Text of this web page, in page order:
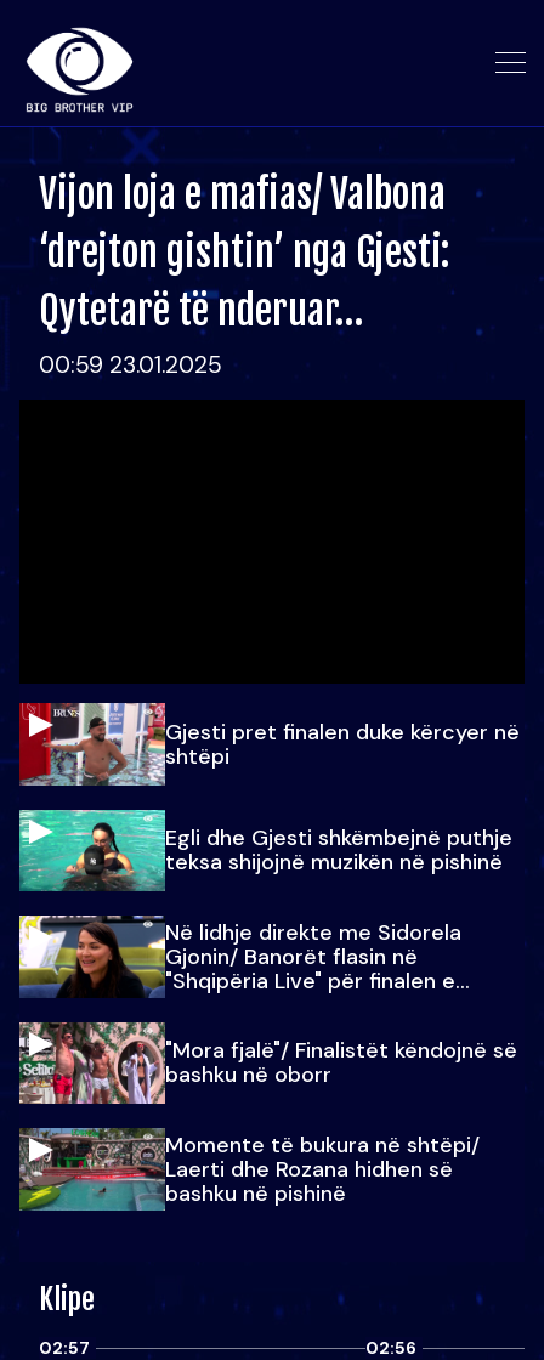
Vijon loja e mafias/ Valbona
‘drejton gishtin’ nga Gjesti:
Qytetarë të nderuar…
00:59 23.01.2025
Gjesti pret finalen duke kërcyer në
shtëpi
Egli dhe Gjesti shkëmbejnë puthje
teksa shijojnë muzikën në pishinë
Në lidhje direkte me Sidorela
Gjonin/ Banorët flasin në
"Shqipëria Live" për finalen e
"Mora fjalë"/ Finalistët këndojnë së
bashku në oborr
Momente të bukura në shtëpi/
Laerti dhe Rozana hidhen së
bashku në pishinë
Klipe
02:57 02:56